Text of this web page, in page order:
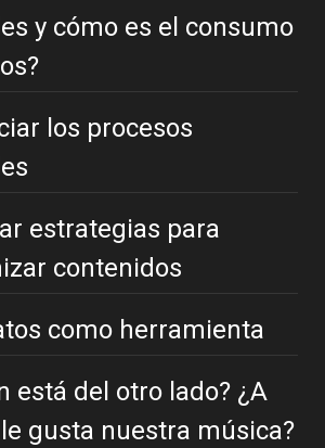
y cómo es el consumo
los procesos
estrategias para
contenidos
como herramienta
está del otro lado? ¿A
gusta nuestra música?